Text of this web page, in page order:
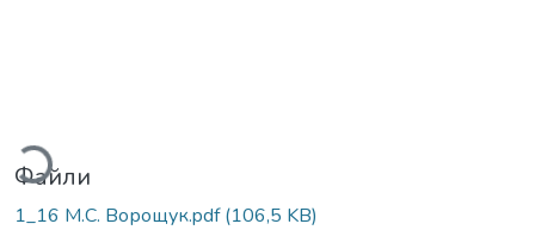
Файли
1_16 М.С. Ворощук.pdf(106,5 KB)